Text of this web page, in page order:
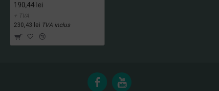
190,44 lei
+ TVA
230,43 lei TVA inclus